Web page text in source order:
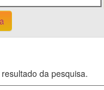
da pesquisa.